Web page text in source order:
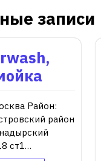
записи
Район:
район
ст1…